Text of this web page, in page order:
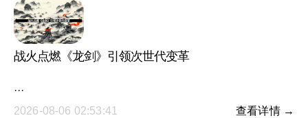
战火点燃《龙剑》引领次世代变革
···
2026-08-06 02:53:41
查看详情 →